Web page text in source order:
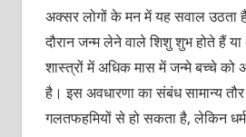
अक्सर लोगों के मन में यह सवाल उठता
दौरान जन्म लेने वाले शिशु शुभ होते हैं
शास्त्रों में अधिक मास में जन्मे बच्चे को
है। इस अवधारणा का संबंध सामान्य तौर
गलतफहमियों से हो सकता है, लेकिन